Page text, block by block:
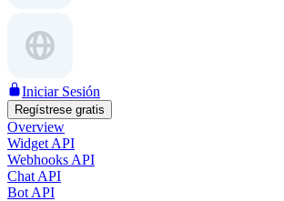
Iniciar Sesión
Regístrese gratis
Overview
Widget API
Webhooks API
Chat API
Bot API